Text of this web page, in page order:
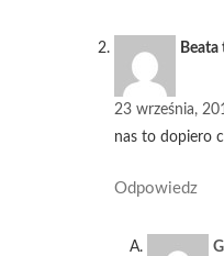
Beata
23 września,
nas to dopiero
Odpowiedz